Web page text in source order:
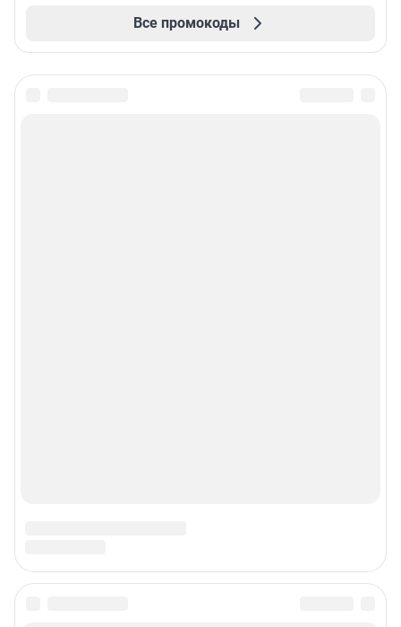
Все промокоды